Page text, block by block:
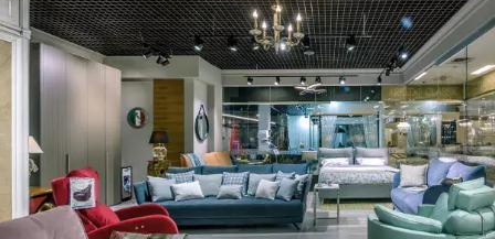
надійне порошкове у 9-ти кольорах на вибір - білий,
світло-сірий, темна бронза, темно-коричневий,
пісочний, антрацит, матовий або глянцевий чорний,
рожеве золото.
Можливі розмірифіксованого столу MIRAGE:
160x90-, 190x100-, 250x100- або 159х159 H75 см.